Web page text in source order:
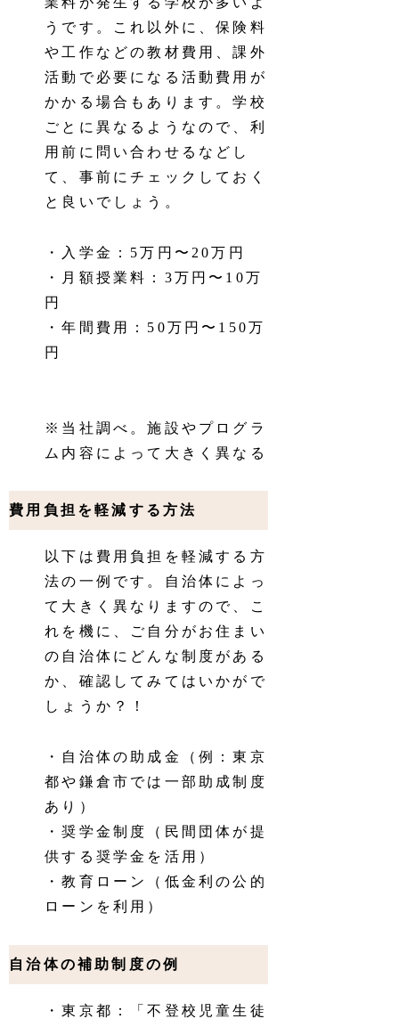
うです。これ以外に、保険料
や工作などの教材費用、課外
活動で必要になる活動費用が
かかる場合もあります。学校
ごとに異なるようなので、利
用前に問い合わせるなどし
て、事前にチェックしておく
と良いでしょう。
・入学金：5万円〜20万円
・月額授業料：3万円〜10万
円
・年間費用：50万円〜150万
円
※当社調べ。施設やプログラ
ム内容によって大きく異なる
費用負担を軽減する方法
以下は費用負担を軽減する方
法の一例です。自治体によっ
て大きく異なりますので、こ
れを機に、ご自分がお住まい
の自治体にどんな制度がある
か、確認してみてはいかがで
しょうか？！
・自治体の助成金（例：東京
都や鎌倉市では一部助成制度
あり）
・奨学金制度（民間団体が提
供する奨学金を活用）
・教育ローン（低金利の公的
ローンを利用）
自治体の補助制度の例
・東京都：「不登校児童生徒